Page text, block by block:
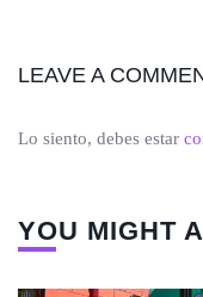
LEAVE A
Lo siento, debes estar
YOU MIGHT